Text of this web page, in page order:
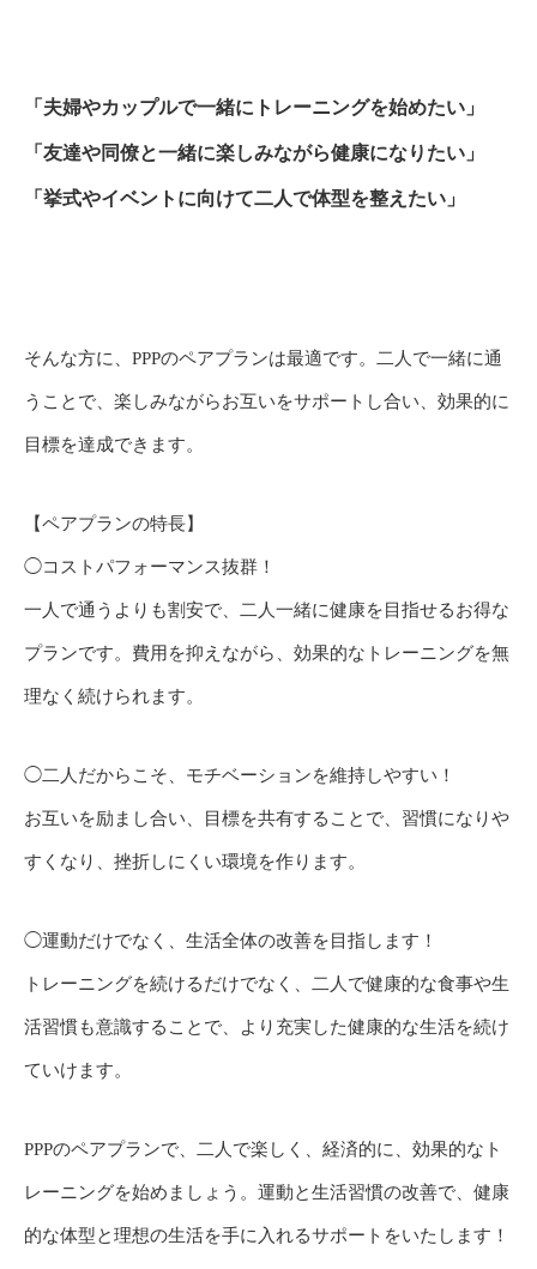
「夫婦やカップルで一緒にトレーニングを始めたい」
「友達や同僚と一緒に楽しみながら健康になりたい」
「挙式やイベントに向けて二人で体型を整えたい」
そんな方に、PPPのペアプランは最適です。二人で一緒に通
うことで、楽しみながらお互いをサポートし合い、効果的に
目標を達成できます。
【ペアプランの特長】
◯コストパフォーマンス抜群！
一人で通うよりも割安で、二人一緒に健康を目指せるお得な
プランです。費用を抑えながら、効果的なトレーニングを無
理なく続けられます。
◯二人だからこそ、モチベーションを維持しやすい！
お互いを励まし合い、目標を共有することで、習慣になりや
すくなり、挫折しにくい環境を作ります。
◯運動だけでなく、生活全体の改善を目指します！
トレーニングを続けるだけでなく、二人で健康的な食事や生
活習慣も意識することで、より充実した健康的な生活を続け
ていけます。
PPPのペアプランで、二人で楽しく、経済的に、効果的なト
レーニングを始めましょう。運動と生活習慣の改善で、健康
的な体型と理想の生活を手に入れるサポートをいたします！